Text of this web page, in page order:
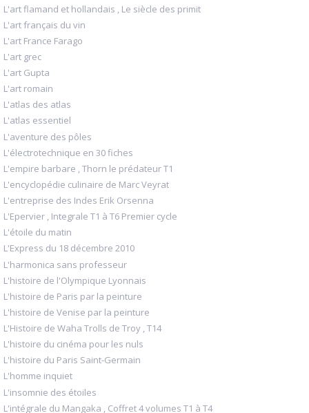
L'art flamand et hollandais , Le siècle des primit
L'art français du vin
L'art France Farago
L'art grec
L'art Gupta
L'art romain
L'atlas des atlas
L'atlas essentiel
L'aventure des pôles
L'électrotechnique en 30 fiches
L'empire barbare , Thorn le prédateur T1
L'encyclopédie culinaire de Marc Veyrat
L'entreprise des Indes Erik Orsenna
L'Epervier , Integrale T1 à T6 Premier cycle
L'étoile du matin
L'Express du 18 décembre 2010
L'harmonica sans professeur
L'histoire de l'Olympique Lyonnais
L'histoire de Paris par la peinture
L'histoire de Venise par la peinture
L'Histoire de Waha Trolls de Troy , T14
L'histoire du cinéma pour les nuls
L'histoire du Paris Saint-Germain
L'homme inquiet
L'insomnie des étoiles
L'intégrale du Mangaka , Coffret 4 volumes T1 à T4